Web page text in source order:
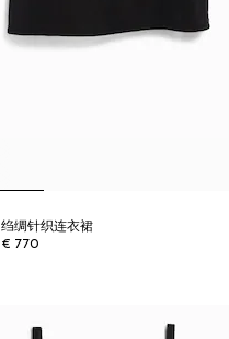
绉绸针织连衣裙
€ 770